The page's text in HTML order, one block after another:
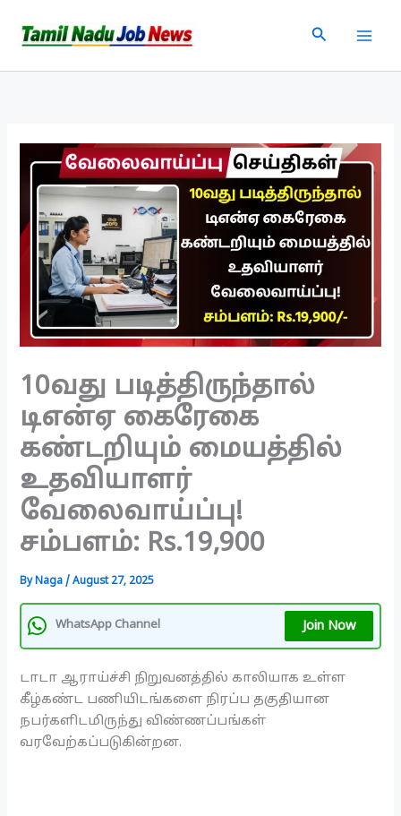
Search
10வது படித்திருந்தால்
டிஎன்ஏ கைரேகை
கண்டறியும் மையத்தில்
உதவியாளர்
வேலைவாய்ப்பு!
சம்பளம்: Rs.19,900
ByNaga/August 27, 2025
WhatsApp Channel Join Now
டாடா ஆராய்ச்சி நிறுவனத்தில் காலியாக உள்ள
கீழ்கண்ட பணியிடங்களை நிரப்ப தகுதியான
நபர்களிடமிருந்து விண்ணப்பங்கள்
வரவேற்கப்படுகின்றன.